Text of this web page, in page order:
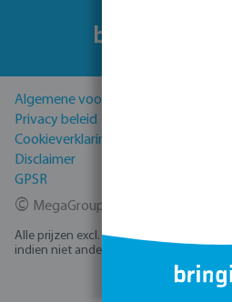
Algemene voorwaarden
Privacy beleid
Cookieverklaring
Disclaimer
GPSR
© MegaGroup Trade 2026
Alle prijzen excl. BTW plus
indien niet anders vermeld.